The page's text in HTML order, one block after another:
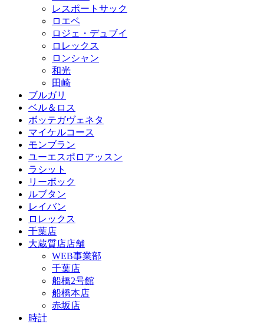
レスポートサック
ロエベ
ロジェ・デュブイ
ロレックス
ロンシャン
和光
田崎
ブルガリ
ベル＆ロス
ボッテガヴェネタ
マイケルコース
モンブラン
ユーエスポロアッスン
ラシット
リーボック
ルブタン
レイバン
ロレックス
千葉店
大蔵質店店舗
WEB事業部
千葉店
船橋2号館
船橋本店
赤坂店
時計